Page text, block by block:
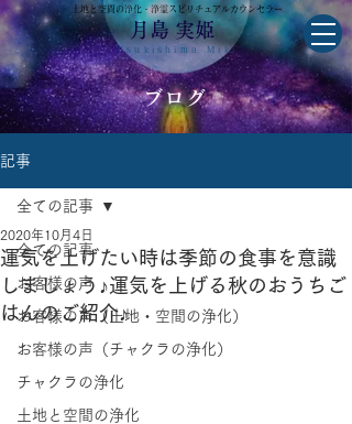
月島 実姫
Tsukishima Miki
土地と空間の浄化・浄霊スピリチュアルカウンセラー
ブログ
記事
全ての記事
お客様の声
お客様の声（土地・空間の浄化）
お客様の声（チャクラの浄化）
チャクラの浄化
土地と空間の浄化
全ての記事
運気を上げたい時は季節の食事を意識
しましょう♪運気を上げる秋のおうちご
はんのご紹介♪
2020年10月4日